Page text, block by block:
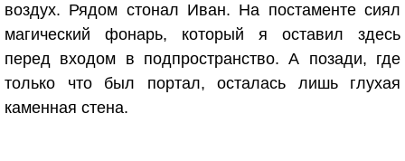
воздух. Рядом стонал Иван. На постаменте сиял
магический фонарь, который я оставил здесь
перед входом в подпространство. А позади, где
только что был портал, осталась лишь глухая
каменная стена.